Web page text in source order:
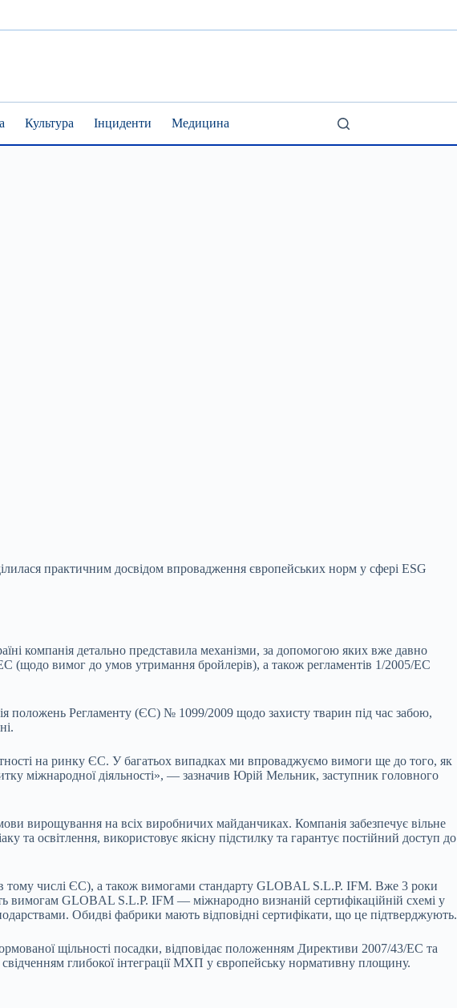
Культура Інциденти Медицина
практичним досвідом впровадження європейських норм у сфері ESG
компанія детально представила механізми, за допомогою яких вже давно
(щодо вимог до умов утримання бройлерів), а також регламентів 1/2005/EC
положень Регламенту (ЄС) № 1099/2009 щодо захисту тварин під час забою,
на ринку ЄС. У багатьох випадках ми впроваджуємо вимоги ще до того, як
міжнародної діяльності», — зазначив Юрій Мельник, заступник головного
вирощування на всіх виробничих майданчиках. Компанія забезпечує вільне
та освітлення, використовує якісну підстилку та гарантує постійний доступ до
тому числі ЄС), а також вимогами стандарту GLOBAL S.L.P. IFM. Вже 3 роки
вимогам GLOBAL S.L.P. IFM — міжнародно визнаній сертифікаційній схемі у
Обидві фабрики мають відповідні сертифікати, що це підтверджують.
щільності посадки, відповідає положенням Директиви 2007/43/EC та
глибокої інтеграції МХП у європейську нормативну площину.